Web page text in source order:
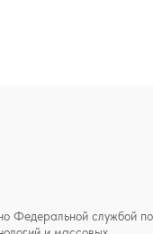
Федеральной службой по